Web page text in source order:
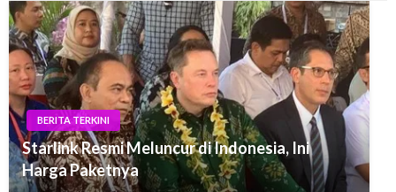
BERITA TERKINI
Starlink Resmi Meluncur di Indonesia, Ini
Harga Paketnya